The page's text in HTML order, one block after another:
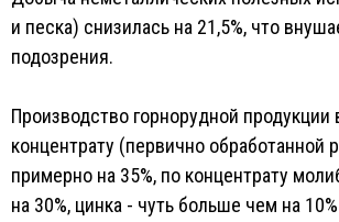
и песка) снизилась на 21,5%, что
подозрения.
Производство горнорудной
концентрату (первично обработанной
примерно на 35%, по концентрату
на 30%, цинка - чуть больше чем на